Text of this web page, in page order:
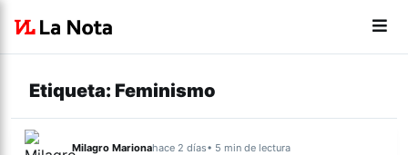
Etiqueta: Feminismo
Milagro Marionahace 2 días• 5 min de lectura